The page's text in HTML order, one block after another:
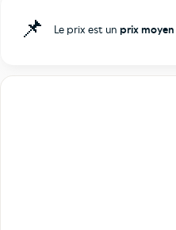
📌 Le prix est un prix moyen